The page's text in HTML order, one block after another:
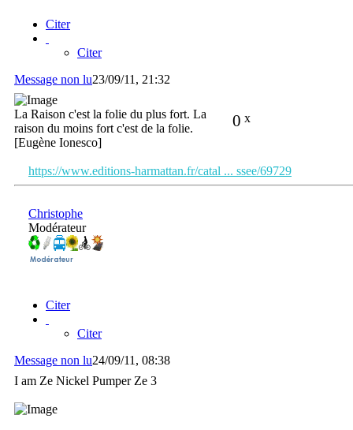
Citer
Citer
Message non lu23/09/11, 21:32
0 x
La Raison c'est la folie du plus fort. La
raison du moins fort c'est de la folie.
[Eugène Ionesco]
https://www.editions-harmattan.fr/catal ... ssee/69729
Christophe
Modérateur
Citer
Citer
Message non lu24/09/11, 08:38
I am Ze Nickel Pumper Ze 3